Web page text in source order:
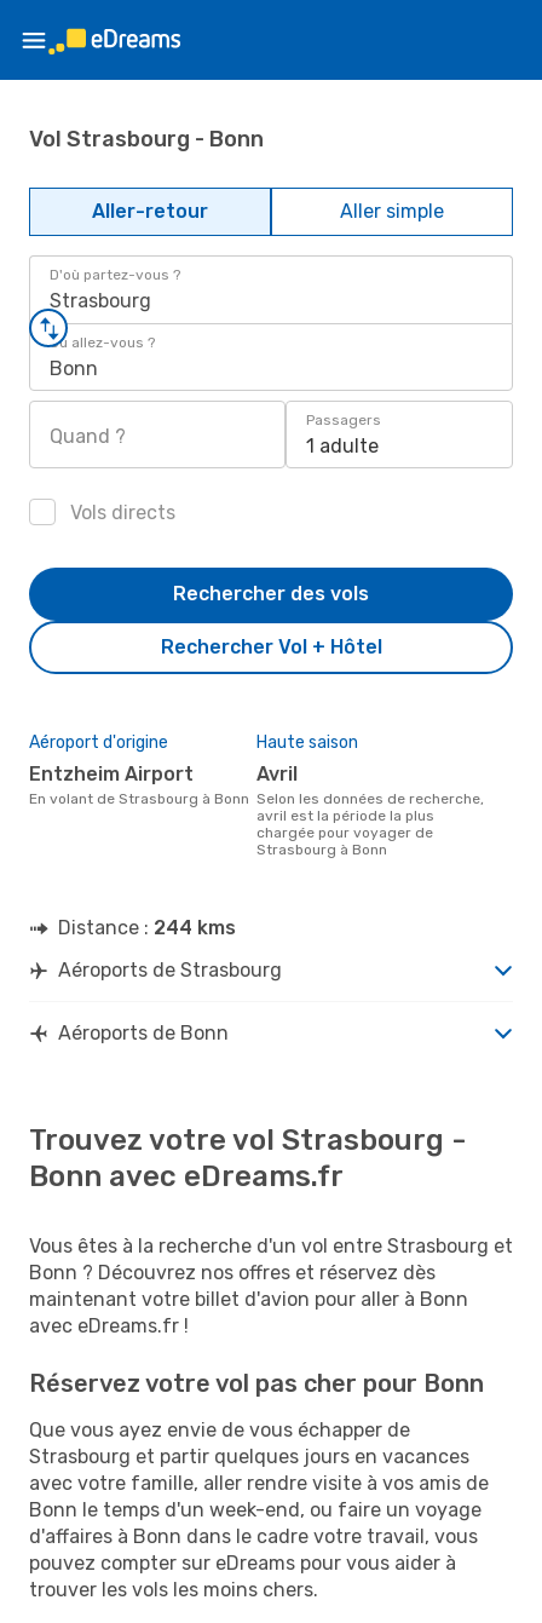
Vol Strasbourg - Bonn
Aller-retour Aller simple
D'où partez-vous ?
Strasbourg
Où allez-vous ?
Bonn
Quand ?
Passagers
1 adulte
Vols directs
Rechercher Vol + Hôtel
Rechercher des vols
Aéroport d'origine
Entzheim Airport
En volant de Strasbourg à Bonn
Haute saison
avril
Selon les données de recherche,
avril est la période la plus
chargée pour voyager de
Strasbourg à Bonn
Distance : 244 kms
Aéroports de Strasbourg
Aéroports de Bonn
Trouvez votre vol Strasbourg -
Bonn avec eDreams.fr
Vous êtes à la recherche d'un vol entre Strasbourg et
Bonn ? Découvrez nos offres et réservez dès
maintenant votre billet d'avion pour aller à Bonn
avec eDreams.fr !
Réservez votre vol pas cher pour Bonn
Que vous ayez envie de vous échapper de
Strasbourg et partir quelques jours en vacances
avec votre famille, aller rendre visite à vos amis de
Bonn le temps d'un week-end, ou faire un voyage
d'affaires à Bonn dans le cadre votre travail, vous
pouvez compter sur eDreams pour vous aider à
trouver les vols les moins chers.